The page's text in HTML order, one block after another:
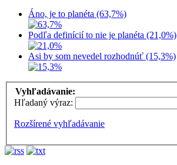
Áno, je to planéta (63,7%)
Podľa definícií to nie je planéta (21,0%)
Asi by som nevedel rozhodnúť (15,3%)
Vyhľadávanie:
Hľadaný výraz:
Rozšírené vyhľadávanie